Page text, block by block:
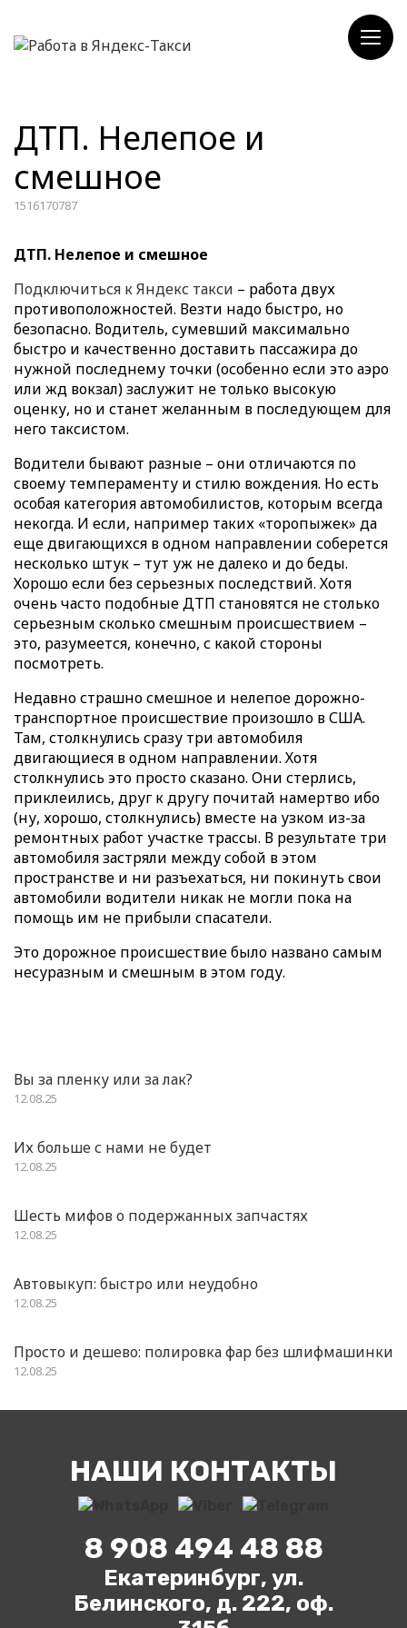
ДТП. Нелепое и
смешное
1516170787
ДТП. Нелепое и смешное
Подключиться к Яндекс такси – работа двух
противоположностей. Везти надо быстро, но
безопасно. Водитель, сумевший максимально
быстро и качественно доставить пассажира до
нужной последнему точки (особенно если это аэро
или жд вокзал) заслужит не только высокую
оценку, но и станет желанным в последующем для
него таксистом.
Водители бывают разные – они отличаются по
своему темпераменту и стилю вождения. Но есть
особая категория автомобилистов, которым всегда
некогда. И если, например таких «торопыжек» да
еще двигающихся в одном направлении соберется
несколько штук – тут уж не далеко и до беды.
Хорошо если без серьезных последствий. Хотя
очень часто подобные ДТП становятся не столько
серьезным сколько смешным происшествием –
это, разумеется, конечно, с какой стороны
посмотреть.
Недавно страшно смешное и нелепое дорожно-
транспортное происшествие произошло в США.
Там, столкнулись сразу три автомобиля
двигающиеся в одном направлении. Хотя
столкнулись это просто сказано. Они стерлись,
приклеились, друг к другу почитай намертво ибо
(ну, хорошо, столкнулись) вместе на узком из-за
ремонтных работ участке трассы. В результате три
автомобиля застряли между собой в этом
пространстве и ни разъехаться, ни покинуть свои
автомобили водители никак не могли пока на
помощь им не прибыли спасатели.
Это дорожное происшествие было названо самым
несуразным и смешным в этом году.
Вы за пленку или за лак?
12.08.25
Их больше с нами не будет
12.08.25
Шесть мифов о подержанных запчастях
12.08.25
Автовыкуп: быстро или неудобно
12.08.25
Просто и дешево: полировка фар без шлифмашинки
12.08.25
НАШИ КОНТАКТЫ
8 908 494 48 88
Екатеринбург, ул.
Белинского, д. 222, оф.